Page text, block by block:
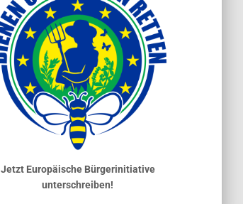
Jetzt Europäische Bürgerinitiative
unterschreiben!